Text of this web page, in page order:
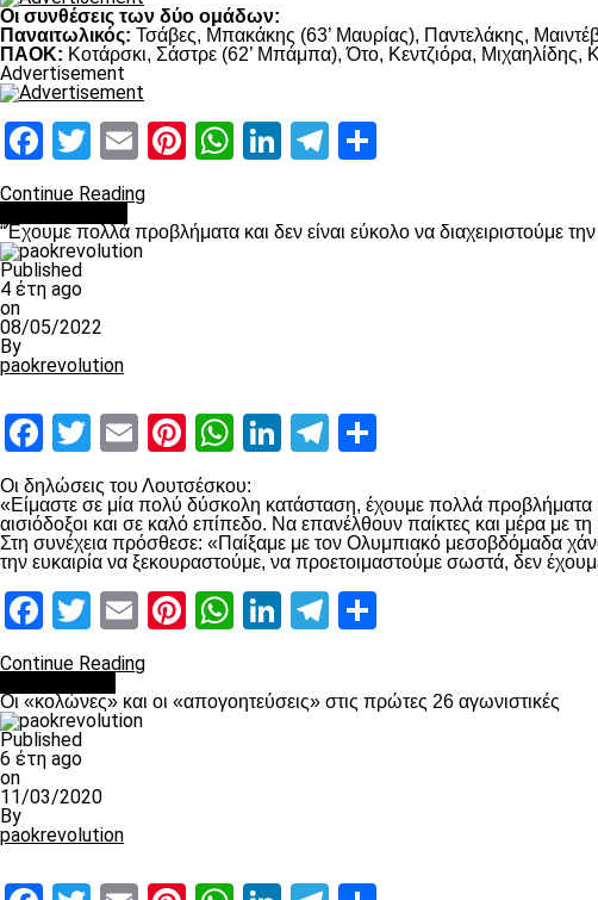
Οι συνθέσεις των δύο ομάδων:
Παναιτωλικός: Τσάβες, Μπακάκης (63’ Μαυρίας), Παντελάκης,
ΠΑΟΚ: Κοτάρσκι, Σάστρε (62’ Μπάμπα), Ότο, Κεντζιόρα, Μιχαηλίδης,
Advertisement
Facebook
Twitter
EmailPinterest
WhatsApp
LinkedIn
Telegram
Continue Reading
“Έχουμε πολλά προβλήματα και δεν είναι εύκολο να διαχειριστούμε
Published
4 έτη ago
on
08/05/2022
By
paokrevolution
Facebook
Twitter
EmailPinterest
WhatsApp
LinkedIn
Telegram
Οι δηλώσεις του Λουτσέσκου:
«Είμαστε σε μία πολύ δύσκολη κατάσταση, έχουμε πολλά προβλήματα
αισιόδοξοι και σε καλό επίπεδο. Να επανέλθουν παίκτες και μέρα
Στη συνέχεια πρόσθεσε: «Παίξαμε με τον Ολυμπιακό μεσοβδόμαδα
την ευκαιρία να ξεκουραστούμε, να προετοιμαστούμε σωστά, δεν
Facebook
Twitter
EmailPinterest
WhatsApp
LinkedIn
Telegram
Continue Reading
Οι «κολώνες» και οι «απογοητεύσεις» στις πρώτες 26 αγωνιστικές
Published
6 έτη ago
on
11/03/2020
By
paokrevolution